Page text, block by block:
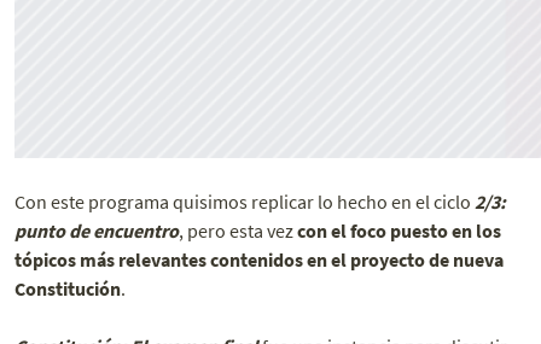
Con este programa quisimos replicar lo hecho en el ciclo 2/3:
punto de encuentro, pero esta vezcon el foco puesto en los
tópicos más relevantes contenidos en el proyecto de nueva
Constitución.